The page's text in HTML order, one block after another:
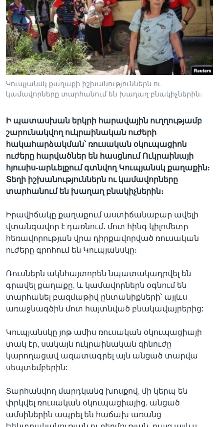
Լեզուներ
Կուպյանսկ քաղաքի իշխանություններն ու
կամավորները տարհանում են խաղաղ բնակիչներին։
Ի պատասխան երկրի հարավային ուղղությամբ
շարունակվող ուկրաինական ուժերի
հակահարձակման՝ ռուսական օկուպացիոն
ուժերը հարվածներ են հասցնում Ուկրաինայի
հյուսիս-արևելքում գտնվող Կուպյանսկ քաղաքին։
Տեղի իշխանություններն ու կամավորները
տարհանում են խաղաղ բնակիչներին։
Իրավիճակը քաղաքում աստիճանաբար ավելի
վտանգավոր է դառնում․ մոտ հինգ կիլոմետր
հեռավորության վրա դիրքավորված ռուսական
ուժերը գրոհում են Կուպյանսկը։
Ռուսներն ակնհայտորեն նպատակադրվել են
գրավել քաղաքը, և կամավորներն օգնում են
տարհանել բազմաթիվ ընտանիքների՝ այլևս
առաջնագծին մոտ հայտնված բնակավայրերից:
Կուպյանսկը յոթ ամիս ռուսական օկուպացիայի
տակ էր, սակայն ուկրաինական զինուժը
կարողացավ ազատագրել այն անցած տարվա
սեպտեմբերին:
Տարհանվող մարդկանց խոսքով, մի կերպ են
փրկվել ռուսական օկուպացիայից, անցած
ամսիներին ապրել են հաճախ առանց